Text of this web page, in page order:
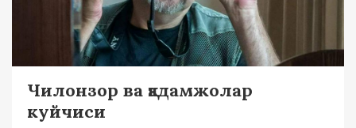
Чилонзор ва қадамжолар
куйчиси